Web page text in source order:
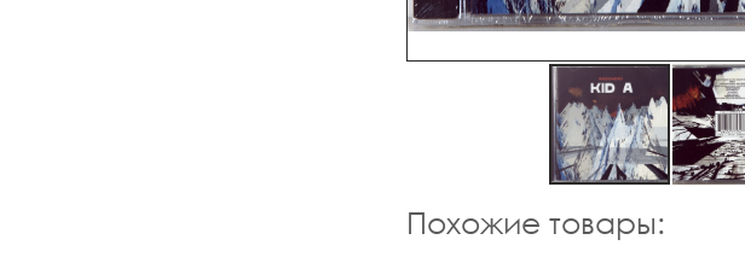
Похожие товары: